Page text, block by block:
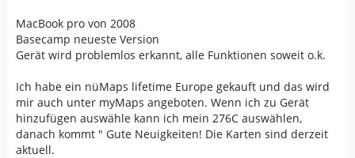
MacBook pro von 2008
Basecamp neueste Version
Gerät wird problemlos erkannt, alle Funktionen soweit o.k.
Ich habe ein nüMaps lifetime Europe gekauft und das wird
mir auch unter myMaps angeboten. Wenn ich zu Gerät
hinzufügen auswähle kann ich mein 276C auswählen,
danach kommt " Gute Neuigkeiten! Die Karten sind derzeit
aktuell.